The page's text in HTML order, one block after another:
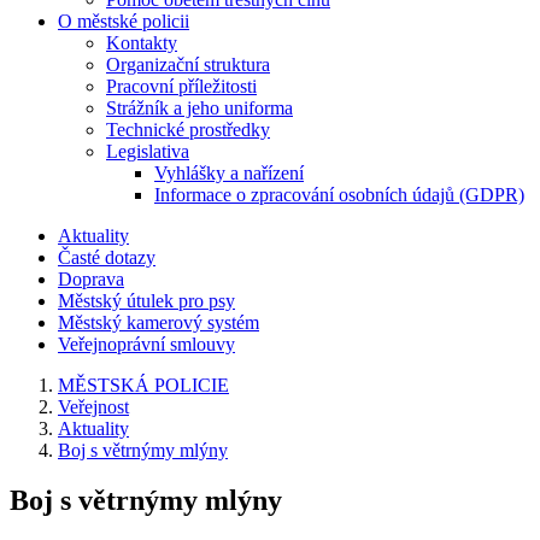
O městské policii
Kontakty
Organizační struktura
Pracovní příležitosti
Strážník a jeho uniforma
Technické prostředky
Legislativa
Vyhlášky a nařízení
Informace o zpracování osobních údajů (GDPR)
Aktuality
Časté dotazy
Doprava
Městský útulek pro psy
Městský kamerový systém
Veřejnoprávní smlouvy
MĚSTSKÁ POLICIE
Veřejnost
Aktuality
Boj s větrnýmy mlýny
Boj s větrnýmy mlýny